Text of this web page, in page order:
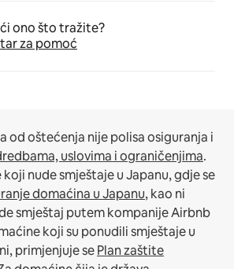
ono što tražite?
za pomoć
od oštećenja nije polisa osiguranja i
uslovima i ograničenjima.
nude smještaje u Japanu, gdje se
domaćina u Japanu, kao ni
smještaj putem kompanije Airbnb
koji su ponudili smještaje u
primjenjuje sePlan zaštite